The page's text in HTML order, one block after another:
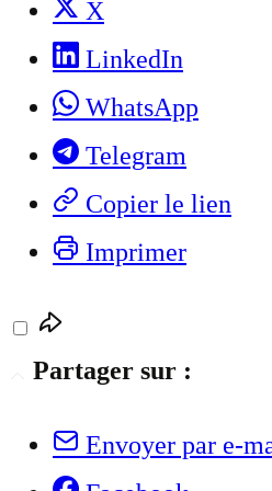
X
LinkedIn
WhatsApp
Telegram
Copier le lien
Imprimer
Partager sur :
Envoyer par e-